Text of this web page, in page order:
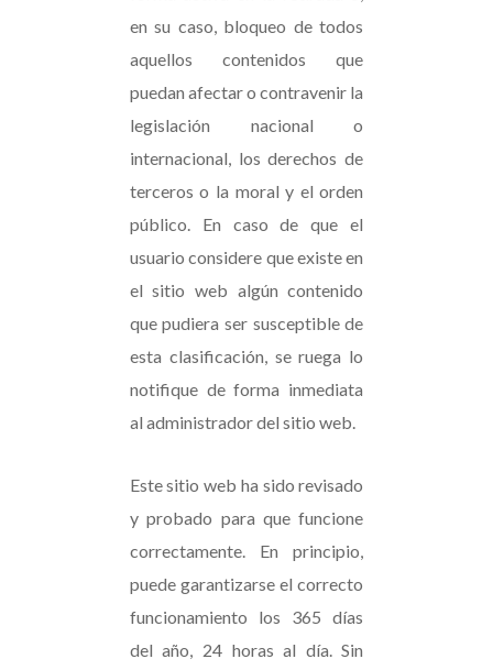
en su caso, bloqueo de todos
aquellos contenidos que
puedan afectar o contravenir la
legislación nacional o
internacional, los derechos de
terceros o la moral y el orden
público. En caso de que el
usuario considere que existe en
el sitio web algún contenido
que pudiera ser susceptible de
esta clasificación, se ruega lo
notifique de forma inmediata
al administrador del sitio web.
Este sitio web ha sido revisado
y probado para que funcione
correctamente. En principio,
puede garantizarse el correcto
funcionamiento los 365 días
del año, 24 horas al día. Sin